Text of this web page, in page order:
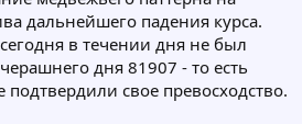
дальнейшего падения курса.
в течении дня не был
дня 81907 - то есть
подтвердили свое превосходство.